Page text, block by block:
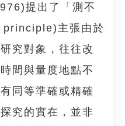
提出了「測不
主張由於
究對象，往往改
間與量度地點不
同等準確或精確
究的實在，並非